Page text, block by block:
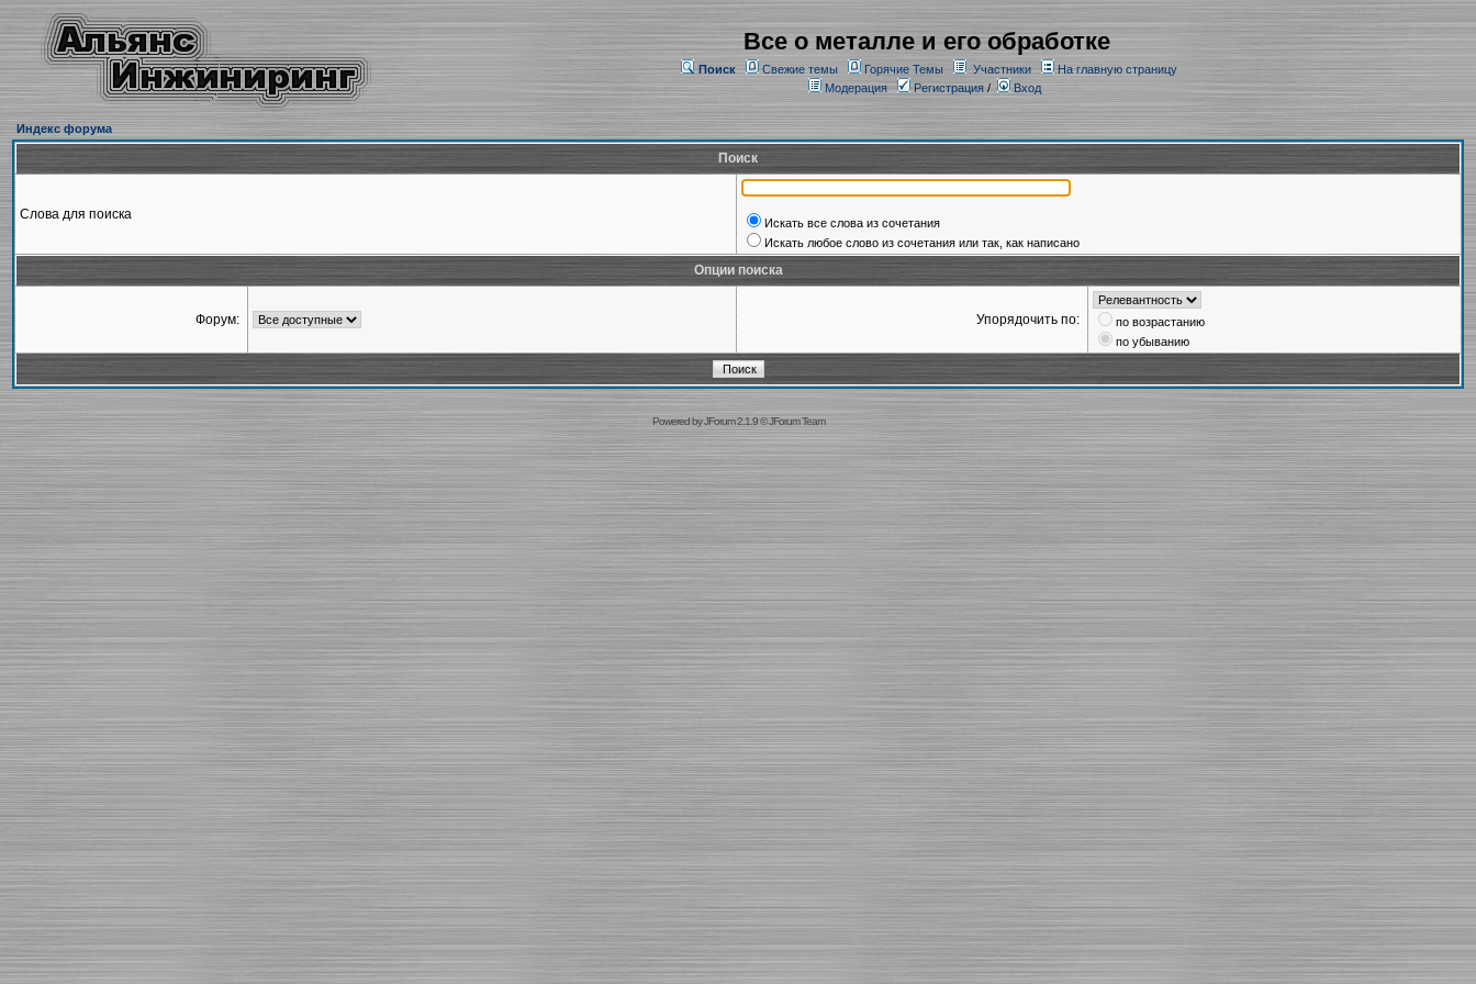
Все о металле и его обработке
Поиск Свежие темы Горячие Темы Участники
На главную страницу
Модерация
Регистрация/ Вход
Индекс форума
Поиск
Слова для поиска
Искать все слова из сочетания
Искать любое слово из сочетания или так, как написано
Опции поиска
Форум: Упорядочить по:
по возрастанию
по убыванию
Powered byJForum 2.1.9©JForum Team